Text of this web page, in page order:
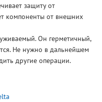
защиту от
компоненты от внешних
Он герметичный,
Не нужно в дальнейшем
другие операции.